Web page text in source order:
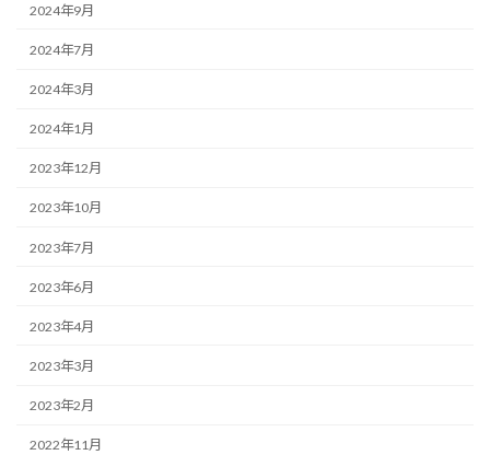
2024年9月
2024年7月
2024年3月
2024年1月
2023年12月
2023年10月
2023年7月
2023年6月
2023年4月
2023年3月
2023年2月
2022年11月